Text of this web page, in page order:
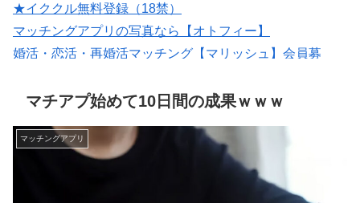
★イククル無料登録（18禁）
マッチングアプリの写真なら【オトフィー】
婚活・恋活・再婚活マッチング【マリッシュ】会員募
恋愛マッチング ワクワク
マチアプ始めて10日間の成果ｗｗｗ
マッチングアプリ